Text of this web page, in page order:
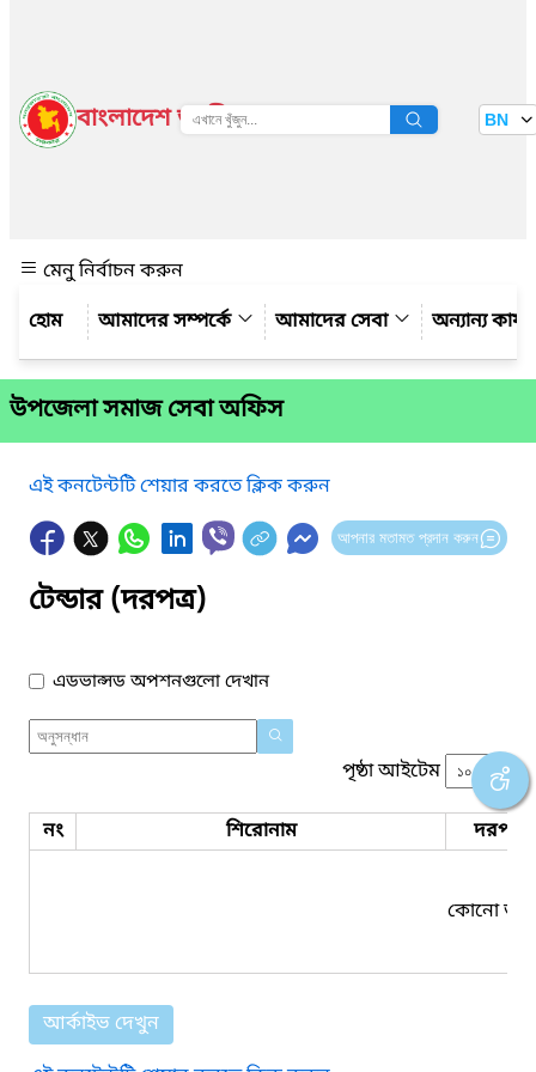
বাংলাদেশ জাতীয় তথ্য বাতায়ন BN
মেনু নির্বাচন করুন
আমাদের সম্পর্কে
আমাদের সেবা অন্যান্য
উপজেলা সমাজ সেবা অফিস
এই কনটেন্টটি শেয়ার করতে ক্লিক করুন
আপনার মতামত প্রদান করুন
টেন্ডার (দরপত্র)
এডভান্সড অপশনগুলো দেখান
পৃষ্ঠা আইটেম
নং শিরোনাম দরপত্র
কোনো তথ্য
আর্কাইভ দেখুন